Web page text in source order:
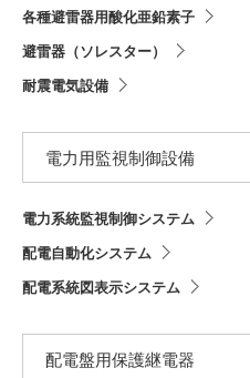
各種避雷器用酸化亜鉛素子
避雷器（ソレスター）
耐震電気設備
電力用監視制御設備
電力系統監視制御システム
配電自動化システム
配電系統図表示システム
配電盤用保護継電器